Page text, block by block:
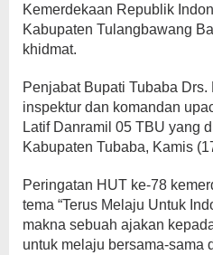
Kemerdekaan Republik
Kabupaten Tulangbawang
khidmat.
Penjabat Bupati Tubaba
inspektur dan komandan
Latif Danramil 05 TBU yang
Kabupaten Tubaba, Kamis
Peringatan HUT ke-78
tema “Terus Melaju Untuk
makna sebuah ajakan
untuk melaju bersama-sama